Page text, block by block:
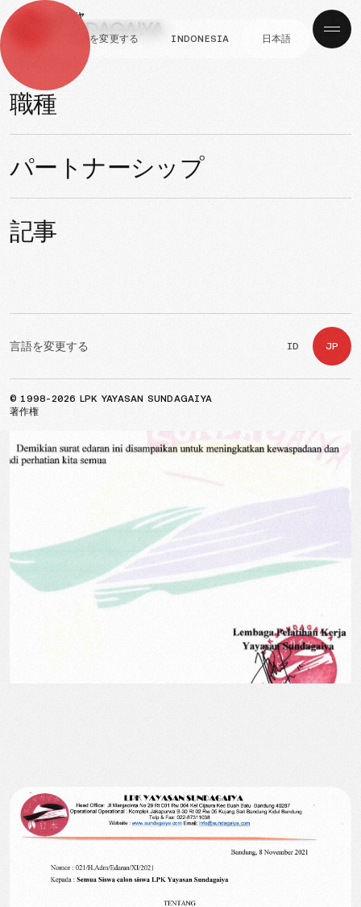
言語を変更する INDONESIA 日本語
ナビゲーション
職種
パートナーシップ
記事
言語を変更する ID JP
© 1998-2026 LPK YAYASAN SUNDAGAIYA
著作権
Surat Edaran
08, Nov 2021 Admin